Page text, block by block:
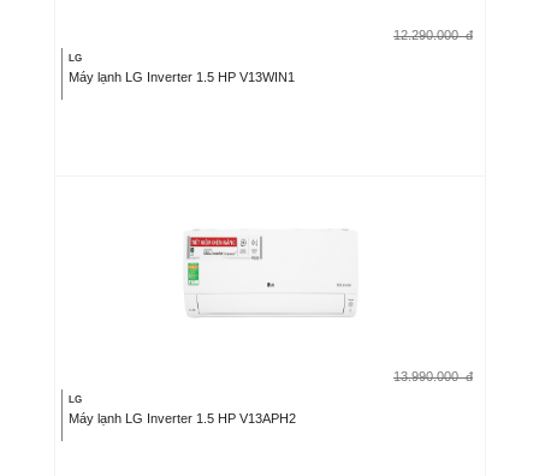
12.290.000 đ
LG
Máy lạnh LG Inverter 1.5 HP V13WIN1
13.990.000 đ
LG
Máy lạnh LG Inverter 1.5 HP V13APH2